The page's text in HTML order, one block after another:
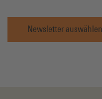
Newsletter auswählen